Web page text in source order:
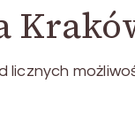
licznych